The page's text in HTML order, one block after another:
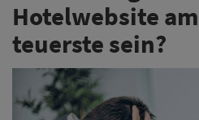
Hotelwebsite
teuerste sein?